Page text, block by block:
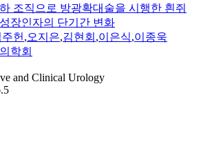
조직으로 방광확대술을 시행한 흰쥐
장인자의 단기간 변화
주헌,오지은,김현회 ,이은식,이종욱
학회
and Clinical Urology